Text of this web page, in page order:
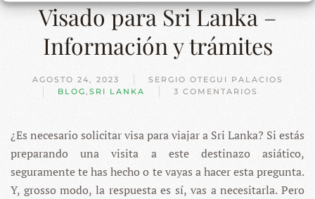
Visado para Sri Lanka –
Información y trámites
AGOSTO 24, 2023
SERGIO OTEGUI PALACIOS
BLOG , SRI LANKA 3 COMENTARIOS
EN
SRI
LANKA
–
INFORMACIÓN
Y
TRÁMITES
¿Es necesario solicitar visa para viajar a Sri Lanka? Si estás
preparando una visita a este destinazo asiático,
seguramente te has hecho o te vayas a hacer esta pregunta.
Y, grosso modo, la respuesta es sí, vas a necesitarla. Pero